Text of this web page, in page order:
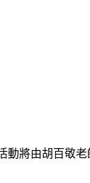
動將由胡百敬老